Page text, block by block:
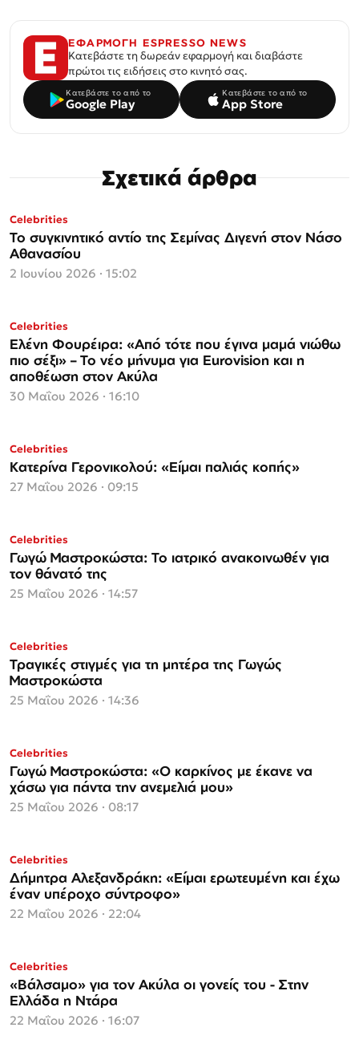
ΕΦΑΡΜΟΓΗ ESPRESSO NEWS
Κατεβάστε τη δωρεάν εφαρμογή και διαβάστε
πρώτοι τις ειδήσεις στο κινητό σας.
Κατεβάστε το από το
Google Play
Κατεβάστε το από το
App Store
Σχετικά άρθρα
Celebrities
Το συγκινητικό αντίο της Σεμίνας Διγενή στον Νάσο
Αθανασίου
2 Ιουνίου 2026 · 15:02
Celebrities
Ελένη Φουρέιρα: «Από τότε που έγινα μαμά νιώθω
πιο σέξι» – Το νέο μήνυμα για Eurovision και η
αποθέωση στον Ακύλα
30 Μαΐου 2026 · 16:10
Celebrities
Κατερίνα Γερονικολού: «Είμαι παλιάς κοπής»
27 Μαΐου 2026 · 09:15
Celebrities
Γωγώ Μαστροκώστα: Το ιατρικό ανακοινωθέν για
τον θάνατό της
25 Μαΐου 2026 · 14:57
Celebrities
Τραγικές στιγμές για τη μητέρα της Γωγώς
Μαστροκώστα
25 Μαΐου 2026 · 14:36
Celebrities
Γωγώ Μαστροκώστα: «Ο καρκίνος με έκανε να
χάσω για πάντα την ανεμελιά μου»
25 Μαΐου 2026 · 08:17
Celebrities
Δήμητρα Αλεξανδράκη: «Είμαι ερωτευμένη και έχω
έναν υπέροχο σύντροφο»
22 Μαΐου 2026 · 22:04
Celebrities
«Βάλσαμο» για τον Ακύλα οι γονείς του - Στην
Ελλάδα η Ντάρα
22 Μαΐου 2026 · 16:07